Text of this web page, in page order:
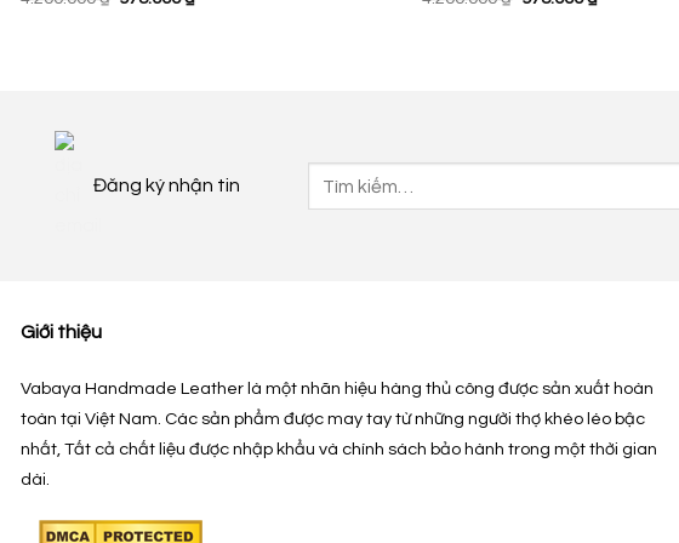
Đăng ký nhận tin
Giới thiệu
Vabaya Handmade Leather là một nhãn hiệu hàng thủ công được sản xuất hoàn
toàn tại Việt Nam. Các sản phẩm được may tay từ những người thợ khéo léo bậc
nhất, Tất cả chất liệu được nhập khẩu và chính sách bảo hành trong một thời gian
dài.